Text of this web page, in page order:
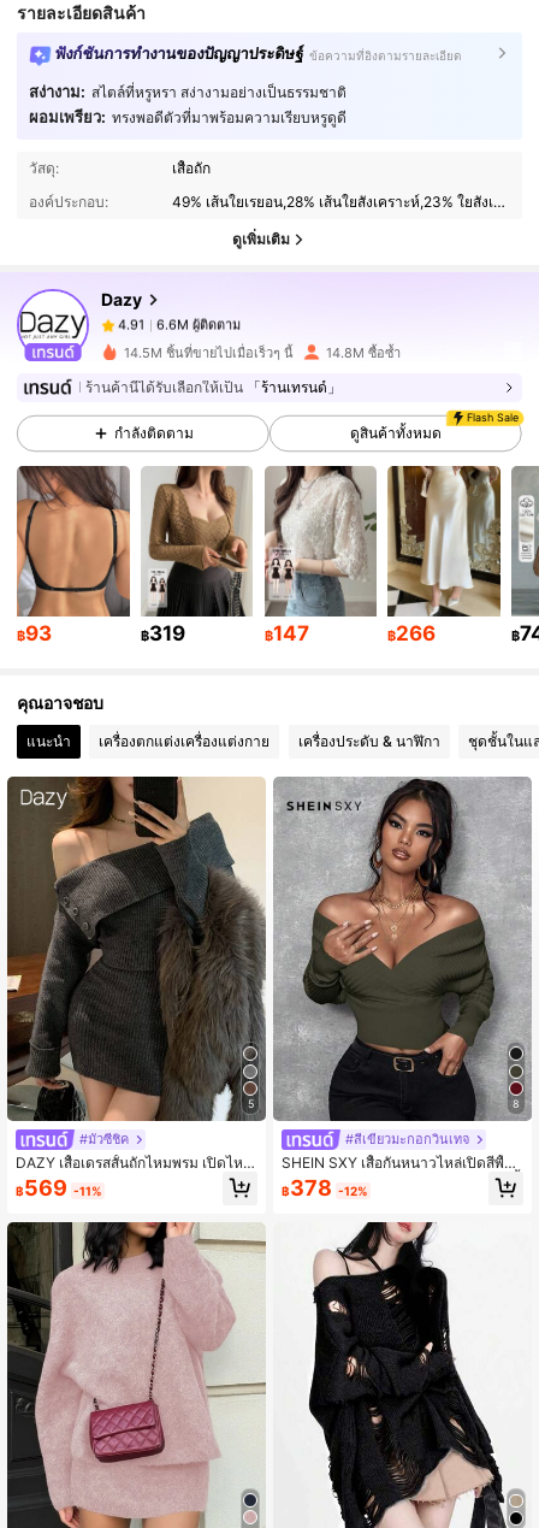
รายละเอียดสินค้า
ฟังก์ชันการทำงานของปัญญาประดิษฐ์ ข้อความที่อิงตามรายละเอียด
สง่างาม: สไตล์ที่หรูหรา สง่างามอย่างเป็นธรรมชาติ
ผอมเพรียว: ทรงพอดีตัวที่มาพร้อมความเรียบหรูดูดี
วัสดุ:
เสื้อถัก
องค์ประกอบ:
49% เส้นใยเรยอน,28% เส้นใยสังเคราะห์,23% ใยสังเคราะห์
ดูเพิ่มเติม
Dazy
6.6M ผู้ติดตาม
6.6M ผู้ติดตาม
4.91 6.6M ผู้ติดตาม
4.91 6.6M ผู้ติดตาม
6.6M ผู้ติดตาม
6.6M ผู้ติดตาม
4.91 6.6M ผู้ติดตาม
4.91 6.6M ผู้ติดตาม
4.91 6.6M ผู้ติดตาม
4.91 6.6M ผู้ติดตาม
14.5M ชิ้นที่ขายไปเมื่อเร็วๆ นี้ 14.8M ซื้อซ้ำ
ร้านค้านี้ได้รับเลือกให้เป็น 「ร้านเทรนด์」
กำลังติดตาม
Flash Sale
ดูสินค้าทั้งหมด
฿93 ฿319 ฿147 ฿266 ฿
คุณอาจชอบ
แนะนำ เครื่องตกแต่งเครื่องแต่งกาย เครื่องประดับ & นาฬิกา ชุดชั้นในแ
5
#มั่วซีชิค
DAZY เสื้อเดรสสั้นถักไหมพรม เปิดไหล่
คอปกใหญ่ ทรงไม่สมมาตร สำหรับผู้หญิ
ง, เสื้อผ้าฤดูใบไม้ร่วง ชุดเดรสสเวตเตอ
฿569 -11%
8
#สีเขียวมะกอกวินเทจ
SHEIN SXY เสื้อกันหนาวไหล่เปิดสีพื้น
แขนยาว เบาสบาย ใส่ได้ทุกวัน, ใช้ได้ทั้
งฤดูใบไม้ร่วงและฤดูหนาว, เสื้อแขนยา
฿378 -12%